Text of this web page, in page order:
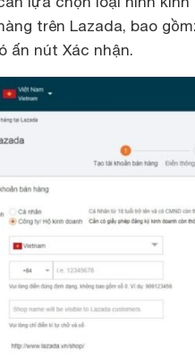
trên Lazada, bao
ấn nút Xác nhận.